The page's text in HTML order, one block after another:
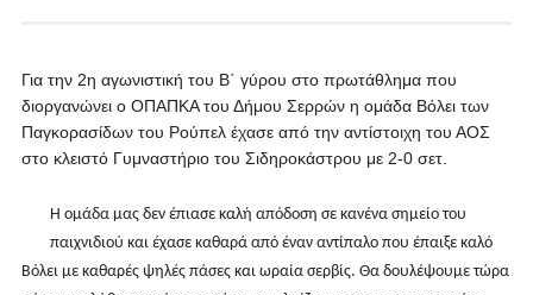
Για την 2η αγωνιστική του Β΄ γύρου στο πρωτάθλημα που
διοργανώνει ο ΟΠΑΠΚΑ του Δήμου Σερρών η ομάδα Βόλει των
Παγκορασίδων του Ρούπελ έχασε από την αντίστοιχη του ΑΟΣ
στο κλειστό Γυμναστήριο του Σιδηροκάστρου με 2-0 σετ.
Η ομάδα μας δεν έπιασε καλή απόδοση σε κανένα σημείο του
παιχνιδιού και έχασε καθαρά από έναν αντίπαλο που έπαιξε καλό
Βόλει με καθαρές ψηλές πάσες και ωραία σερβίς. Θα δουλέψουμε τώρα